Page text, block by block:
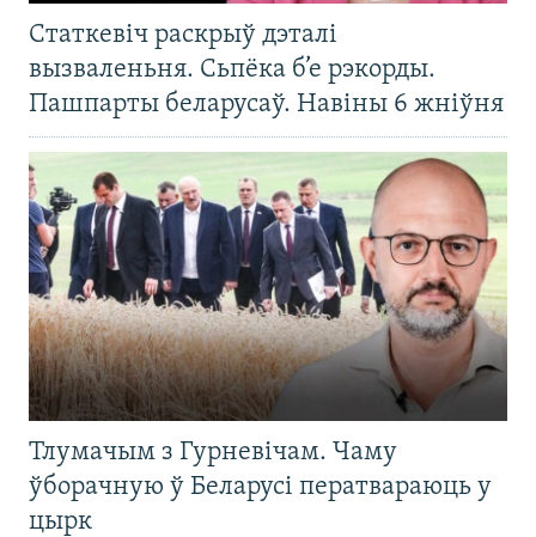
Статкевіч раскрыў дэталі
вызваленьня. Сьпёка б’е рэкорды.
Пашпарты беларусаў. Навіны 6 жніўня
Тлумачым з Гурневічам. Чаму
ўборачную ў Беларусі ператвараюць у
цырк